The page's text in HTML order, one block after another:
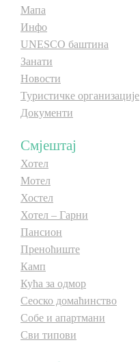
Мапа
Инфо
UNESCO баштина
Занати
Новости
Туристичке организације
Документи
Смјештај
Хотел
Мотел
Хостел
Хотел – Гарни
Пансион
Преноћиште
Камп
Кућа за одмор
Сеоско домаћинство
Собе и апартмани
Сви типови